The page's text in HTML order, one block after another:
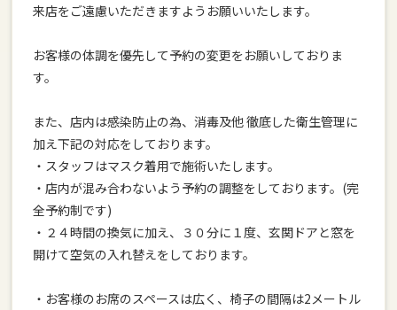
来店をご遠慮いただきますようお願いいたします。
お客様の体調を優先して予約の変更をお願いしておりま
す。
また、店内は感染防止の為、消毒及他 徹底した衛生管理に
加え下記の対応をしております。
・スタッフはマスク着用で施術いたします。
・店内が混み合わないよう予約の調整をしております。(完
全予約制です)
・２４時間の換気に加え、３０分に１度、玄関ドアと窓を
開けて空気の入れ替えをしております。
・お客様のお席のスペースは広く、椅子の間隔は2メートル